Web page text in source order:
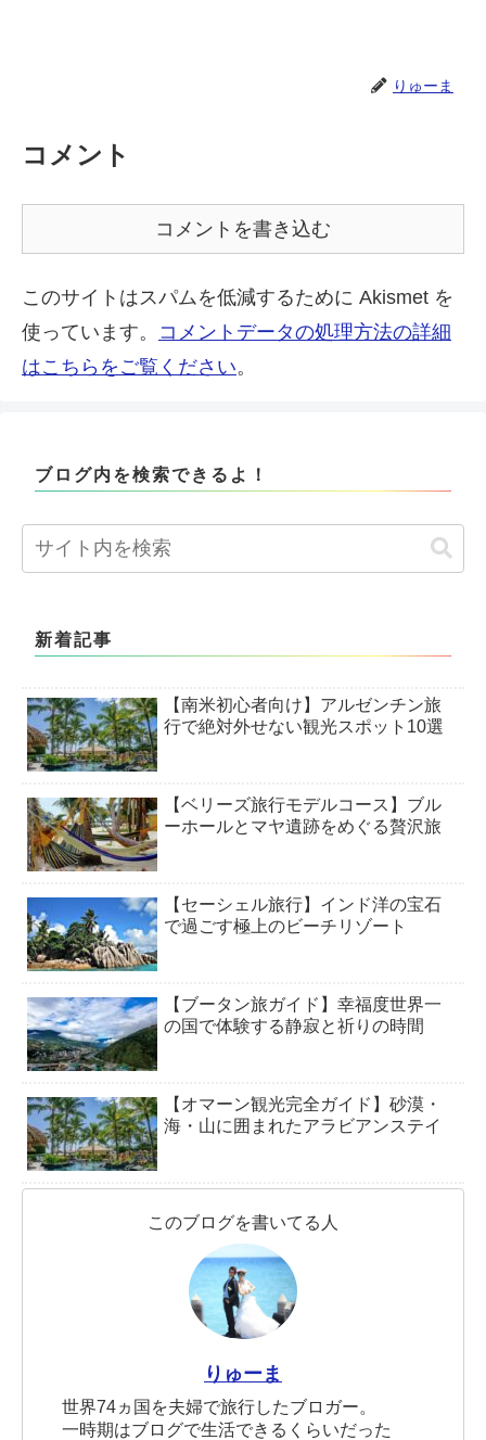
りゅーま
コメント
コメントを書き込む
このサイトはスパムを低減するために Akismet を
使っています。 コメントデータの処理方法の詳細
はこちらをご覧ください。
ブログ内を検索できるよ！
新着記事
【南米初心者向け】アルゼンチン旅
行で絶対外せない観光スポット10選
【ベリーズ旅行モデルコース】ブル
ーホールとマヤ遺跡をめぐる贅沢旅
【セーシェル旅行】インド洋の宝石
で過ごす極上のビーチリゾート
【ブータン旅ガイド】幸福度世界一
の国で体験する静寂と祈りの時間
【オマーン観光完全ガイド】砂漠・
海・山に囲まれたアラビアンステイ
このブログを書いてる人
りゅーま
世界74ヵ国を夫婦で旅行したブロガー。
一時期はブログで生活できるくらいだった